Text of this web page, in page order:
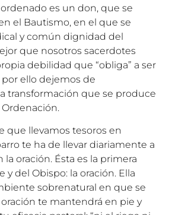
es un don, que se
el Bautismo, en el que se
y común dignidad del
que nosotros sacerdotes
debilidad que “obliga” a ser
ello dejemos de
transformación que se produce
que llevamos tesoros en
te ha de llevar diariamente a
la oración. Ésta es la primera
y del Obispo: la oración. Ella
sobrenatural en que se
te mantendrá en pie y